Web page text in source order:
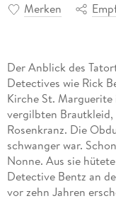
Merken
Der Anblick des
Detectives wie Rick
Kirche St.
vergilbten Brautkleid,
Rosenkranz. Die
schwanger war.
Nonne. Aus sie
Detective Bentz an
vor zehn Jahren